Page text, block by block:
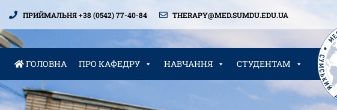
ПРИЙМАЛЬНЯ +38 (0542) 77-40-84 THERAPY@MED.SUMDU.EDU.UA
ГОЛОВНА ПРО КАФЕДРУ НАВЧАННЯ СТУДЕНТАМ